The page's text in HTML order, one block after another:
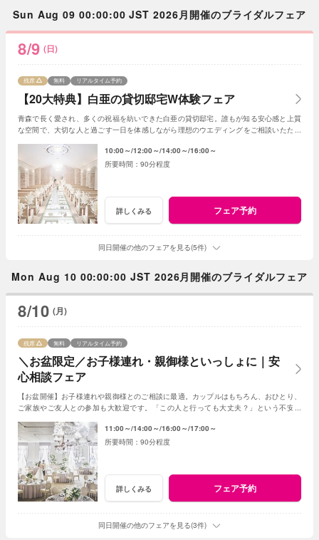
Sun Aug 09 00:00:00 JST 2026月開催のブライダルフェア
8/9 (日)
【20大特典】白亜の貸切邸宅W体験フェア
残席 無料 リアルタイム予約
青森で長く愛され、多くの祝福を紡いできた白亜の貸切邸宅。誰もが知る安心感と上質
な空間で、大切な人と過ごす一日を体感しながら理想のウエディングをご相談いただけ
10:00～ 12:00～ 14:00～ 16:00～
90分程度
詳しくみる フェア予約
同日開催の他のフェアを見る(5件)
Mon Aug 10 00:00:00 JST 2026月開催のブライダルフェア
8/10 (月)
＼お盆限定／お子様連れ・親御様といっしょに｜安
心相談フェア
残席 無料 リアルタイム予約
【お盆開催】お子様連れや親御様とのご相談に最適。カップルはもちろん、おひとり、
ご家族やご友人との参加も大歓迎です。「この人と行っても大丈夫？」という不安な
11:00～ 14:00～ 16:00～ 17:00～
90分程度
詳しくみる フェア予約
同日開催の他のフェアを見る(3件)